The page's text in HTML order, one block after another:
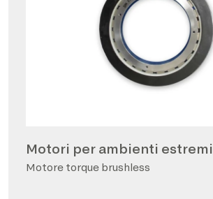
Motori per ambienti estremi
Motore torque brushless